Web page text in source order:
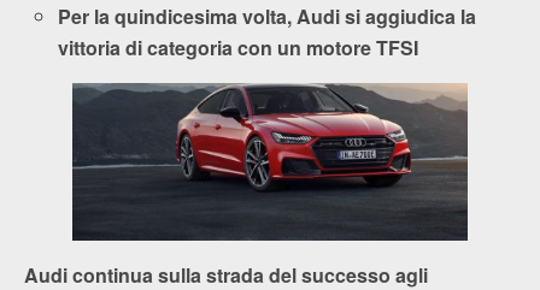
Per la quindicesima volta, Audi si aggiudica la
vittoria di categoria con un motore TFSI
Audi continua sulla strada del successo agli